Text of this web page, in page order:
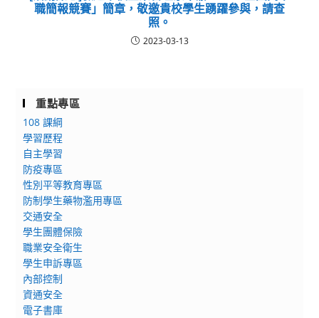
職簡報競賽」簡章，敬邀貴校學生踴躍參與，請查
照。
2023-03-13
重點專區
108 課綱
學習歷程
自主學習
防疫專區
性別平等教育專區
防制學生藥物濫用專區
交通安全
學生團體保險
職業安全衛生
學生申訴專區
內部控制
資通安全
電子書庫